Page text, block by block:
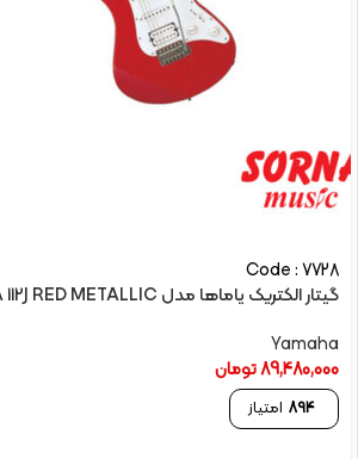
Code : 7728
گیتار الکتريک یاماها مدل PACIFICA 112J RED METALLIC
Yamaha
89,480,000تومان
894 امتیاز